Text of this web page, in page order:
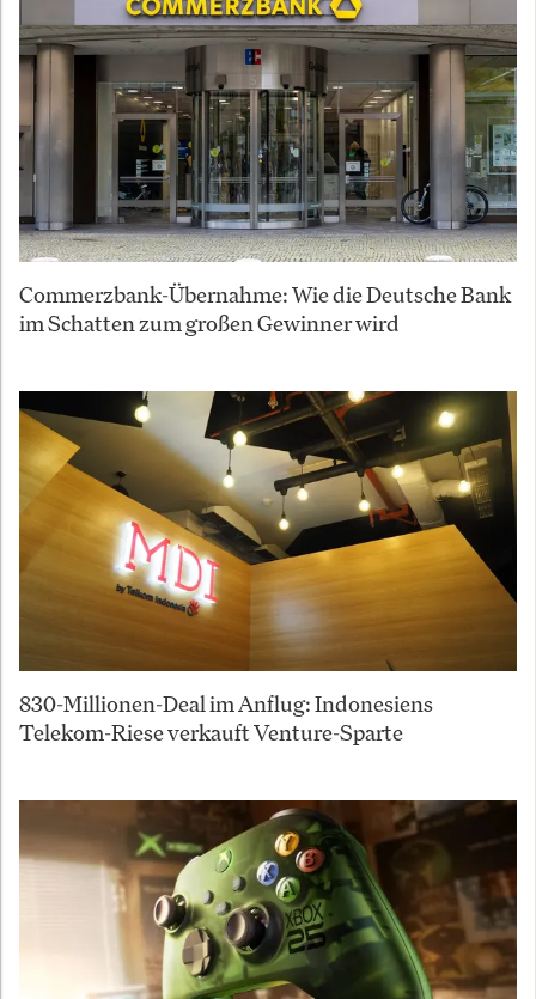
Commerzbank-Übernahme: Wie die Deutsche Bank
im Schatten zum großen Gewinner wird
830-Millionen-Deal im Anflug: Indonesiens
Telekom-Riese verkauft Venture-Sparte